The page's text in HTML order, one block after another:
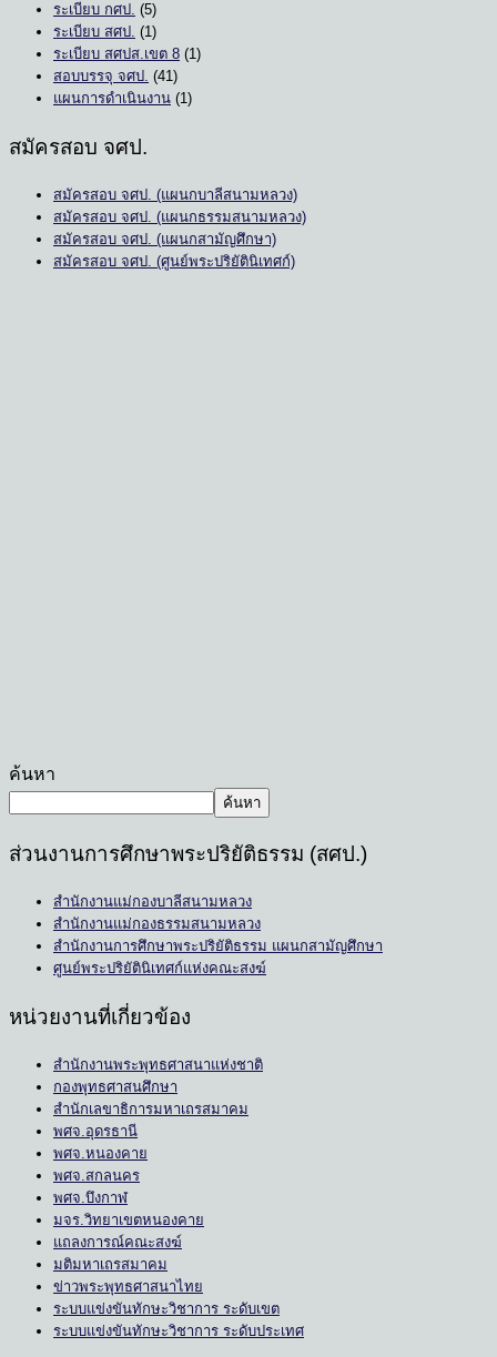
ระเบียบ กศป. (5)
ระเบียบ สศป. (1)
ระเบียบ สศปส.เขต 8 (1)
สอบบรรจุ จศป. (41)
แผนการดำเนินงาน (1)
สมัครสอบ จศป.
สมัครสอบ จศป. (แผนกบาลีสนามหลวง)
สมัครสอบ จศป. (แผนกธรรมสนามหลวง)
สมัครสอบ จศป. (แผนกสามัญศึกษา)
สมัครสอบ จศป. (ศูนย์พระปริยัตินิเทศก์)
ค้นหา
ค้นหา
ส่วนงานการศึกษาพระปริยัติธรรม (สศป.)
สำนักงานแม่กองบาลีสนามหลวง
สำนักงานแม่กองธรรมสนามหลวง
สำนักงานการศึกษาพระปริยัติธรรม แผนกสามัญศึกษา
ศูนย์พระปริยัตินิเทศก์แห่งคณะสงฆ์
หน่วยงานที่เกี่ยวข้อง
สำนักงานพระพุทธศาสนาแห่งชาติ
กองพุทธศาสนศึกษา
สำนักเลขาธิการมหาเถรสมาคม
พศจ.อุดรธานี
พศจ.หนองคาย
พศจ.สกลนคร
พศจ.บึงกาฬ
มจร.วิทยาเขตหนองคาย
แถลงการณ์คณะสงฆ์
มติมหาเถรสมาคม
ข่าวพระพุทธศาสนาไทย
ระบบแข่งขันทักษะวิชาการ ระดับเขต
ระบบแข่งขันทักษะวิชาการ ระดับประเทศ